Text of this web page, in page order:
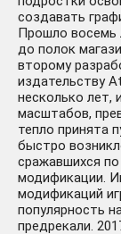
создавать
Прошло восемь
до полок
второму
издательству
несколько лет,
масштабов,
тепло принята
быстро
сражавшихся
модификации.
модификаций
популярность
предрекали.